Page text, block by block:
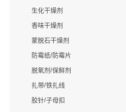
生化干燥剂
香味干燥剂
蒙脱石干燥剂
防霉纸/防霉片
脱氧剂/保鲜剂
扎带/铁扎线
胶针/子母扣